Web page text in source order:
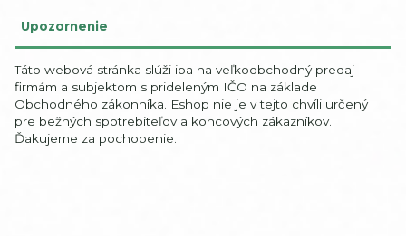
Upozornenie
Táto webová stránka slúži iba na veľkoobchodný predaj
firmám a subjektom s prideleným IČO na základe
Obchodného zákonníka. Eshop nie je v tejto chvíli určený
pre bežných spotrebiteľov a koncových zákazníkov.
Ďakujeme za pochopenie.